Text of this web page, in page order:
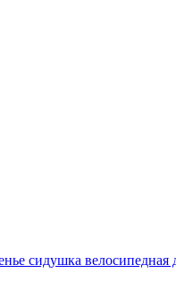
сидушка велосипедная